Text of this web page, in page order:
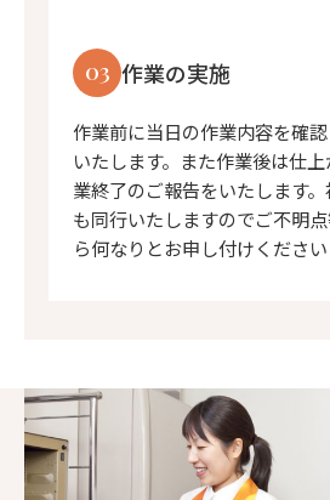
03 作業の実施
作業前に当日の作業内容を確
いたします。また作業後は仕
業終了のご報告をいたします
も同行いたしますのでご不明
ら何なりとお申し付けください